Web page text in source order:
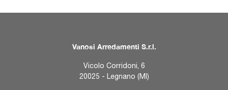
Vanosi Arredamenti S.r.l.
Vicolo Corridoni, 6
20025 - Legnano (MI)